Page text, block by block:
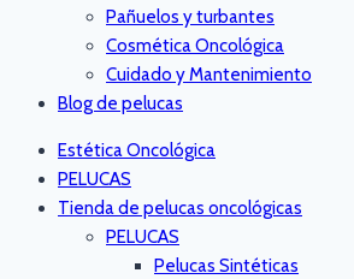
Pañuelos y turbantes
Cosmética Oncológica
Cuidado y Mantenimiento
Blog de pelucas
Estética Oncológica
PELUCAS
Tienda de pelucas oncológicas
PELUCAS
Pelucas Sintéticas